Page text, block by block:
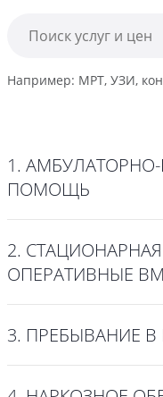
Например: МРТ, УЗИ,
1.
ПОМОЩЬ
2.
ОПЕРАТИВНЫЕ
3. ПРЕБЫВАНИЕ В